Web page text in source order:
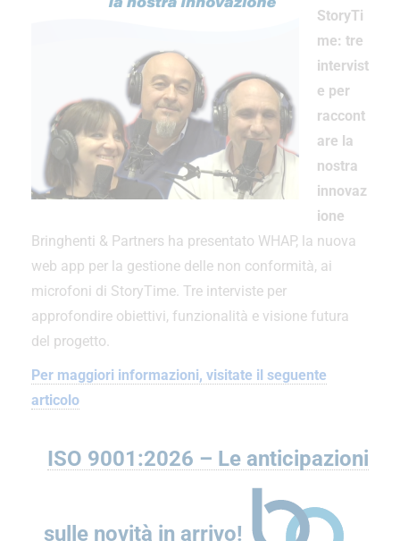
StoryTi
me: tre
intervist
e per
raccont
are la
nostra
innovaz
ione
Bringhenti & Partners ha presentato WHAP, la nuova
web app per la gestione delle non conformità, ai
microfoni di StoryTime. Tre interviste per
approfondire obiettivi, funzionalità e visione futura
del progetto.
Per maggiori informazioni, visitate il seguente
articolo
ISO 9001:2026 – Le anticipazioni
sulle novità in arrivo!